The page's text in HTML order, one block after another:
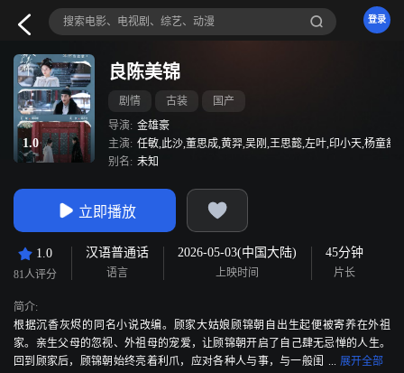
登录
1.0
良陈美锦
剧情 古装
国产
导演: 金雄豪
主演: 任敏,此沙,董思成,黄羿,吴刚,王思懿,左叶,印小天,杨童
别名: 未知
立即播放
1.0
81人评分
汉语普通话
语言
2026-05-03(中国大陆)
上映时间
45分钟
片长
简介:
根据沉香灰烬的同名小说改编。顾家大姑娘顾锦朝自出生起便被寄养在外祖
家。亲生父母的忽视、外祖母的宠爱，让顾锦朝开启了自己肆无忌惮的人生。
回到顾家后，顾锦朝始终亮着利爪，应对各种人与事，与一般闺